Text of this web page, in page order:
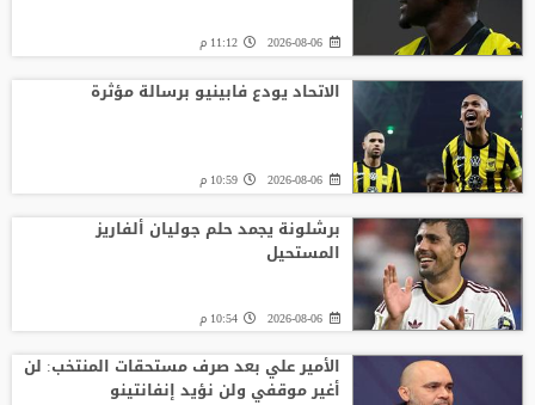
2026-08-06 11:12 م
الاتحاد يودع فابينيو برسالة مؤثرة
2026-08-06 10:59 م
برشلونة يجمد حلم جوليان ألفاريز
المستحيل
2026-08-06 10:54 م
الأمير علي بعد صرف مستحقات المنتخب: لن
أغير موقفي ولن نؤيد إنفانتينو